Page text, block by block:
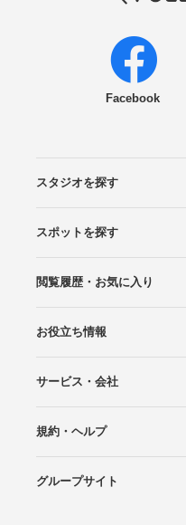
Facebook
スタジオを探す
エリアから探す
こだわりから探す
NEW PHOTO STYLE
プランから探す
フォトタイプ診断
フォトグラファーから
国内リゾートから探す
スポットを探す
ロケーションから探す
スタジオから探す
閲覧履歴・お気に入り
閲覧スタジオ
お気に入り
お役立ち情報
Wedding Photo マガジ
はじめてガイド
サービス・会社
Photoraitとは
スタジオの掲載につい
お問い合わせ
運営会社
サイトマップ
規約・ヘルプ
プライバシーポリシー
利用規約
ヘルプ
グループサイト